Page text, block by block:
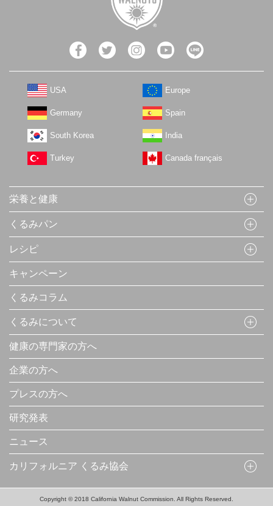
USA Europe
Germany Spain
South Korea India
Turkey Canada français
栄養と健康
くるみパン
レシピ
キャンペーン
くるみコラム
くるみについて
健康の専門家の方へ
企業の方へ
プレスの方へ
研究発表
ニュース
カリフォルニア くるみ協会
Copyright © 2018 California Walnut Commission. All Rights Reserved.